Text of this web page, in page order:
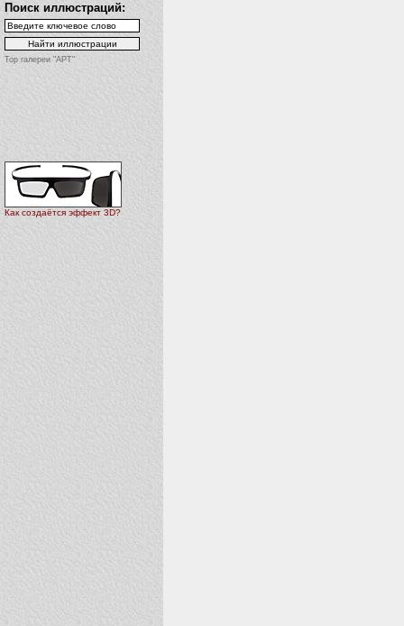
Поиск иллюстраций:
Top галереи "АРТ"
Как создаётся эффект 3D?